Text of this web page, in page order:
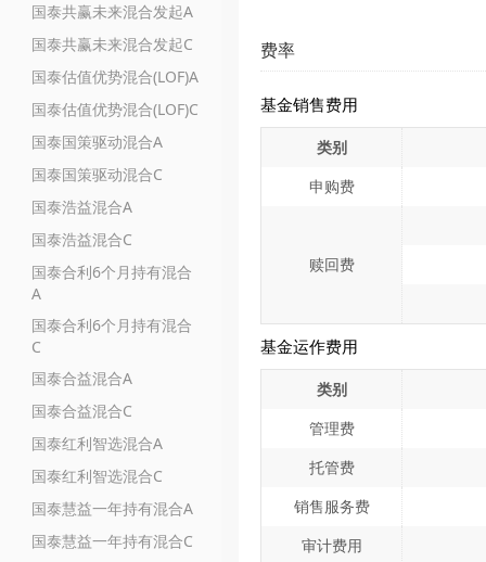
国泰共赢未来混合发起A
国泰共赢未来混合发起C
国泰估值优势混合(LOF)A
国泰估值优势混合(LOF)C
国泰国策驱动混合A
国泰国策驱动混合C
国泰浩益混合A
国泰浩益混合C
国泰合利6个月持有混合
A
国泰合利6个月持有混合
C
国泰合益混合A
国泰合益混合C
国泰红利智选混合A
国泰红利智选混合C
国泰慧益一年持有混合A
国泰慧益一年持有混合C
费率
基金销售费用
类别
申购费
赎回费
基金运作费用
类别
管理费
托管费
销售服务费
审计费用